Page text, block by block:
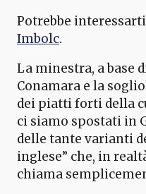
Potrebbe
Imbolc.
La minestra, a base
Conamara e la
dei piatti forti della
ci siamo spostati in
delle tante varianti
inglese” che, in
chiama